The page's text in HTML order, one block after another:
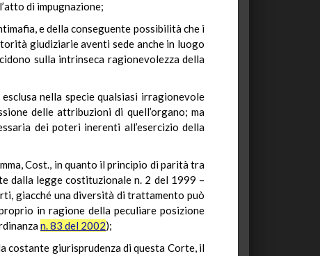
di impugnazione;
e della conseguente possibilità che i
giudiziarie aventi sede anche in luogo
sulla intrinseca ragionevolezza della
nella specie qualsiasi irragionevole
delle attribuzioni di quell’organo; ma
dei poteri inerenti all’esercizio della
Cost., in quanto il principio di parità tra
dalla legge costituzionale n. 2 del 1999 –
giacché una diversità di trattamento può
in ragione della peculiare posizione
n. 83 del 2002);
costante giurisprudenza di questa Corte, il